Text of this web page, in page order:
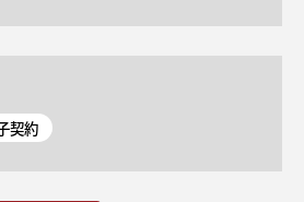
契約